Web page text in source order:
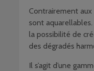
Contrairement
sont
la possibilité de
des dégradés
Il s’agit d’une